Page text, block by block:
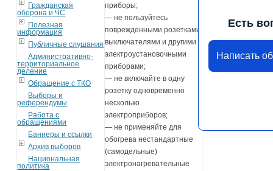
Гражданская
оборона и ЧС
Полезная
информация
Публичные слушания
Административно-
территориальное
деление
Обращение с ТКО
Выборы и
референдумы
Работа с
обращениями
Баннеры и ссылки
Архив выборов
Национальная
политика
приборы;
— не пользуйтесь
поврежденными розетками,
выключателями и другими
электроустановочными
приборами;
— не включайте в одну
розетку одновременно
несколько
электроприборов;
— не применяйте для
обогрева нестандартные
(самодельные)
электронагревательные
Есть
Написать